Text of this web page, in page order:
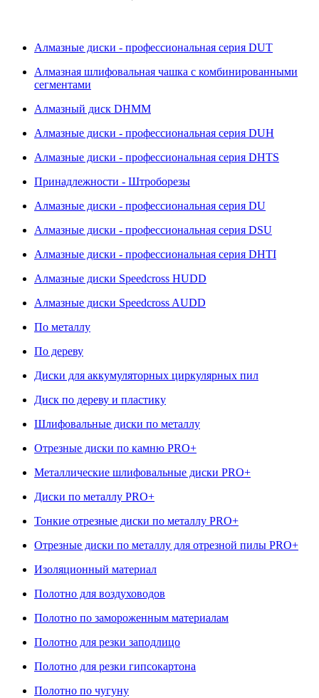
Алмазные диски - профессиональная серия DUT
Алмазная шлифовальная чашка с комбинированными
сегментами
Алмазный диск DHMM
Алмазные диски - профессиональная серия DUH
Алмазные диски - профессиональная серия DHTS
Принадлежности - Штроборезы
Алмазные диски - профессиональная серия DU
Алмазные диски - профессиональная серия DSU
Алмазные диски - профессиональная серия DHTI
Алмазные диски Speedcross HUDD
Алмазные диски Speedcross AUDD
По металлу
По дереву
Диски для аккумуляторных циркулярных пил
Диск по дереву и пластику
Шлифовальные диски по металлу
Отрезные диски по камню PRO+
Металлические шлифовальные диски PRO+
Диски по металлу PRO+
Тонкие отрезные диски по металлу PRO+
Отрезные диски по металлу для отрезной пилы PRO+
Изоляционный материал
Полотно для воздуховодов
Полотно по замороженным материалам
Полотно для резки заподлицо
Полотно для резки гипсокартона
Полотно по чугуну